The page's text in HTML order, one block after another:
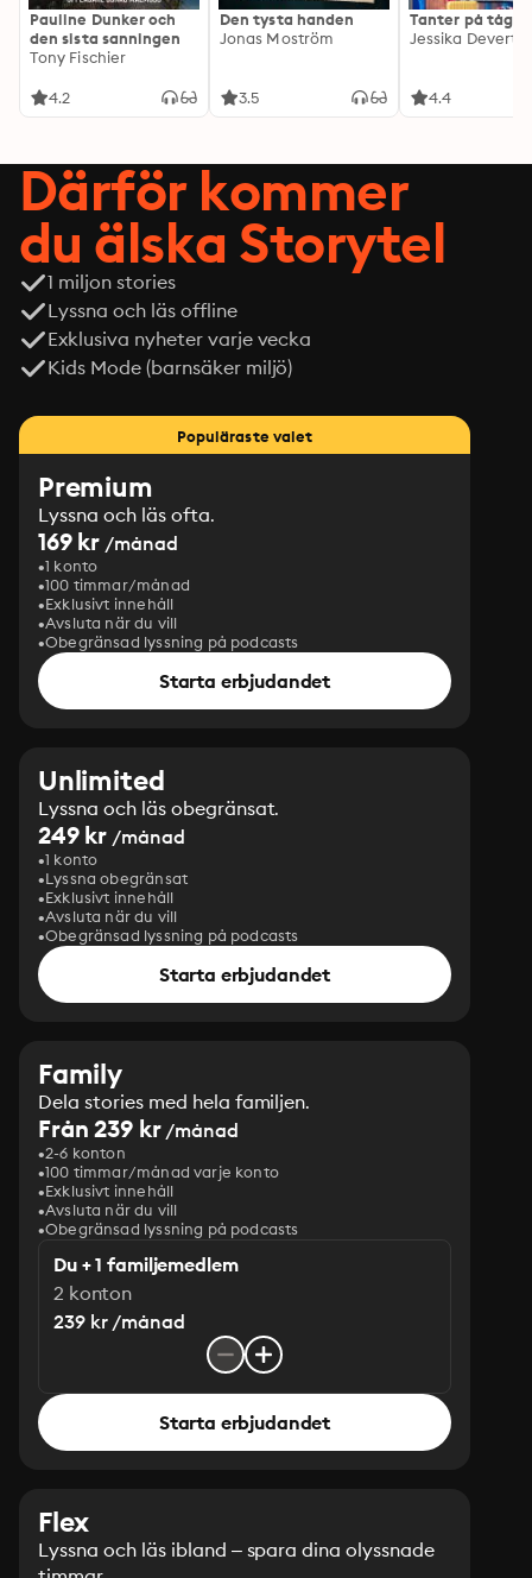
Pauline Dunker och
den sista sanningen
Tony Fischier
4.2
Den tysta handen
Jonas Moström
3.5
Tanter på tåg
Jessika Devert
4.4
Därför kommer
du älska Storytel
1 miljon stories
Lyssna och läs offline
Exklusiva nyheter varje vecka
Kids Mode (barnsäker miljö)
Populäraste valet
Premium
Lyssna och läs ofta.
169 kr /månad
1 konto
100 timmar/månad
Exklusivt innehåll
Avsluta när du vill
Obegränsad lyssning på podcasts
Starta erbjudandet
Unlimited
Lyssna och läs obegränsat.
249 kr /månad
1 konto
Lyssna obegränsat
Exklusivt innehåll
Avsluta när du vill
Obegränsad lyssning på podcasts
Starta erbjudandet
Family
Dela stories med hela familjen.
Från 239 kr/månad
2-6 konton
100 timmar/månad varje konto
Exklusivt innehåll
Avsluta när du vill
Obegränsad lyssning på podcasts
Du + 1 familjemedlem
2 konton
239 kr /månad
Starta erbjudandet
Flex
Lyssna och läs ibland – spara dina olyssnade